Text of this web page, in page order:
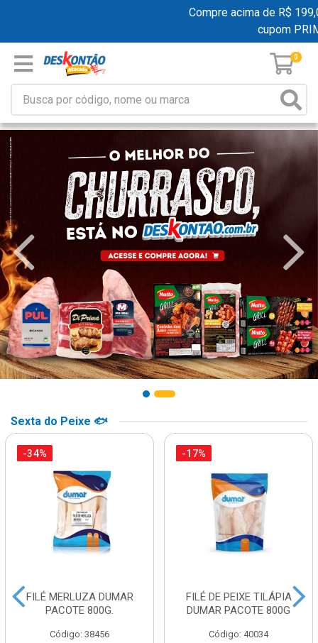
Compre acima de R$
cupom
0
Sexta do Peixe 🐟
-34%
FILÉ MERLUZA DUMAR
PACOTE 800G.
Código: 38456
-17%
FILÉ DE PEIXE TILÁPIA
DUMAR PACOTE 800G
Código: 40034